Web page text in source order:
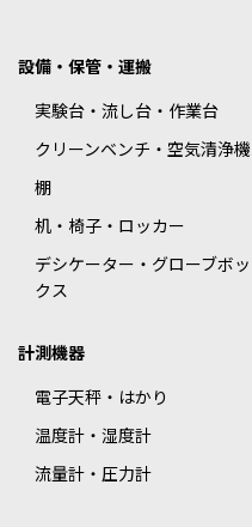
設備・保管・運搬
実験台・流し台・作業台
クリーンベンチ・空気清浄機
棚
机・椅子・ロッカー
デシケーター・グローブボッ
クス
計測機器
電子天秤・はかり
温度計・湿度計
流量計・圧力計